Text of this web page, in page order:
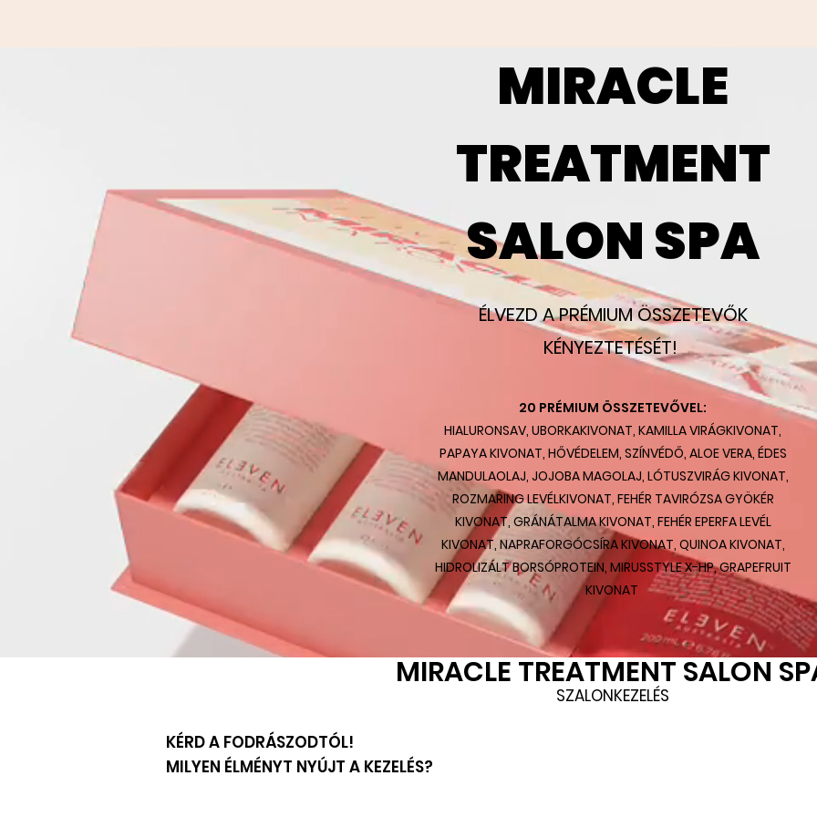
MIRACLE
TREATMENT
SALON SPA
ÉLVEZD A PRÉMIUM ÖSSZETEVŐK
KÉNYEZTETÉSÉT!
20 PRÉMIUM ÖSSZETEVŐVEL:
HIALURONSAV, UBORKAKIVONAT, KAMILLA VIRÁGKIVONAT,
PAPAYA KIVONAT, HŐVÉDELEM, SZÍNVÉDŐ, ALOE VERA, ÉDES
MANDULAOLAJ, JOJOBA MAGOLAJ, LÓTUSZVIRÁG KIVONAT,
ROZMARING LEVÉLKIVONAT, FEHÉR TAVIRÓZSA GYÖKÉR
KIVONAT, GRÁNÁTALMA KIVONAT, FEHÉR EPERFA LEVÉL
KIVONAT, NAPRAFORGÓCSÍRA KIVONAT, QUINOA KIVONAT,
HIDROLIZÁLT BORSÓPROTEIN, MIRUSSTYLE X-HP, GRAPEFRUIT
KIVONAT
MIRACLE TREATMENT SALON
SZALONKEZELÉS
KÉRD A FODRÁSZODTÓL!
​MILYEN ÉLMÉNYT NYÚJT A KEZELÉS?